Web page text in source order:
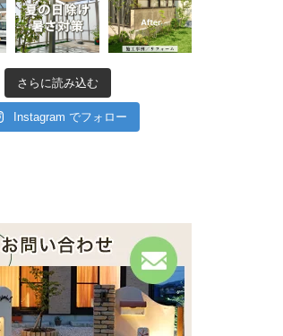
さらに読み込む
Instagram でフォロー